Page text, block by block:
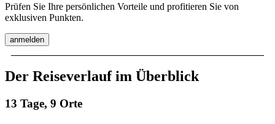
Prüfen Sie Ihre persönlichen Vorteile und profitieren Sie von
exklusiven Punkten.
anmelden
Der Reiseverlauf im Überblick
13 Tage, 9 Orte